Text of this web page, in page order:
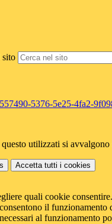
sito
5376-5e25-4fa2-
utilizzati si
Accetta tutti i cookies
quali cookie consentire.
il
al funzionamento